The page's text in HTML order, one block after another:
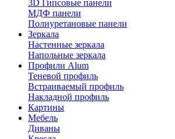
3D Гипсовые панели
МДФ панели
Полиуретановые панели
Зеркала
Настенные зеркала
Напольные зеркала
Профили Alum
Теневой профиль
Встраиваемый профиль
Накладной профиль
Картины
Мебель
Диваны